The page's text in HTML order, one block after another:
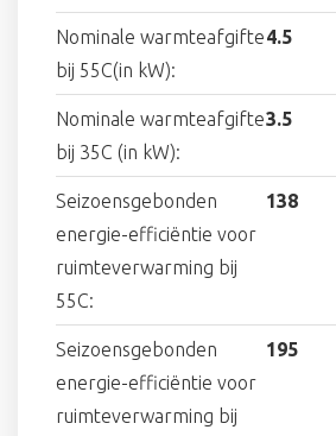
Nominale warmteafgifte
bij 55C(in kW):
4.5
Nominale warmteafgifte
bij 35C (in kW):
3.5
Seizoensgebonden
energie-efficiëntie voor
ruimteverwarming bij
55C:
138
Seizoensgebonden
energie-efficiëntie voor
ruimteverwarming bij
195